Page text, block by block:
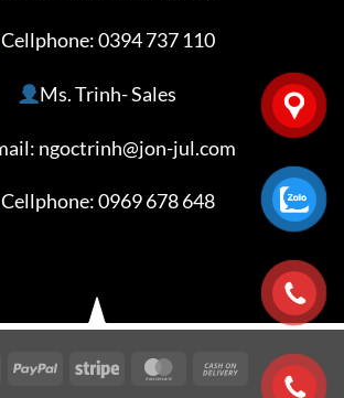
Cellphone:0394 737 110
Ms. Trinh- Sales
ngoctrinh@jon-jul.com
Cellphone:0969 678 648
Visa PayPal Stripe MasterCardCash
On